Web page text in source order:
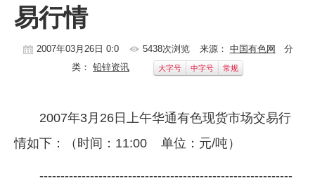
铝
稀有稀土
镁钛
易行情
2007年03月26日 0:0 5438次浏览 来源： 中国有色网 分
类： 铅锌资讯 大字号 中字号 常规
2007年3月26日上午华通有色现货市场交易行
情如下：（时间：11:00 单位：元/吨）
------------------------------------------------------------